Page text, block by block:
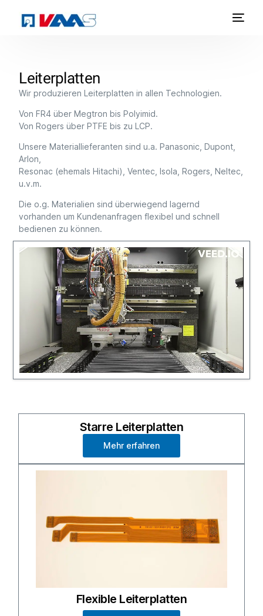
Leiterplatten
Wir produzieren Leiterplatten in allen Technologien.
Von FR4 über Megtron bis Polyimid.
Von Rogers über PTFE bis zu LCP.
Unsere Materiallieferanten sind u.a. Panasonic, Dupont,
Arlon,
Resonac (ehemals Hitachi), Ventec, Isola, Rogers, Neltec,
u.v.m.
Die o.g. Materialien sind überwiegend lagernd
vorhanden um Kundenanfragen flexibel und schnell
bedienen zu können.
Starre Leiterplatten
Mehr erfahren
Flexible Leiterplatten